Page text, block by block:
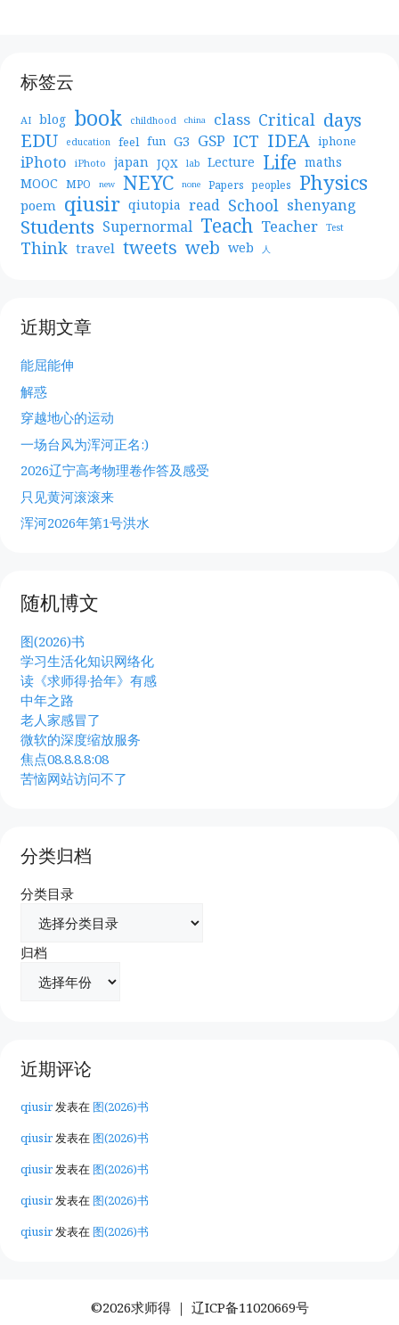
标签云
AI blog book childhood china class Critical days
EDU education feel fun G3 GSP ICT IDEA iphone
iPhoto iPhoto japan JQX lab Lecture Life maths
MOOC MPO new NEYC none Papers peoples Physics
poem qiusir qiutopia read School shenyang
Students Supernormal Teach Teacher Test
Think travel tweets web web 人
近期文章
能屈能伸
解惑
穿越地心的运动
一场台风为浑河正名:)
2026辽宁高考物理卷作答及感受
只见黄河滚滚来
浑河2026年第1号洪水
随机博文
图(2026)书
学习生活化知识网络化
读《求师得·拾年》有感
中年之路
老人家感冒了
微软的深度缩放服务
焦点08.8.8.8:08
苦恼网站访问不了
分类归档
分类目录
归档
近期评论
qiusir发表在 图(2026)书
qiusir发表在 图(2026)书
qiusir发表在 图(2026)书
qiusir发表在 图(2026)书
qiusir发表在 图(2026)书
©2026求师得 ｜ 辽ICP备11020669号